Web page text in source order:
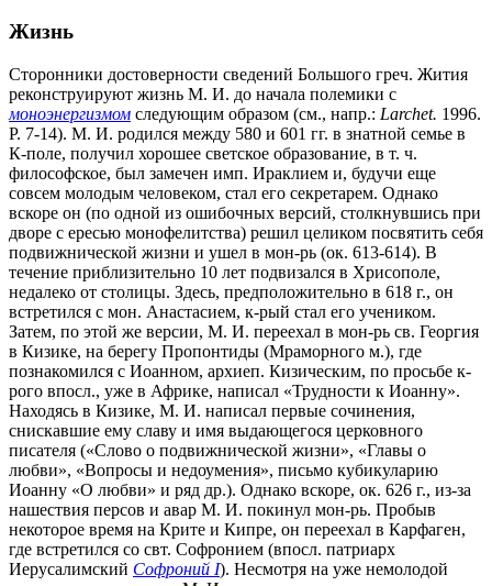
Жизнь
Сторонники достоверности сведений Большого греч. Жития
реконструируют жизнь М. И. до начала полемики с
моноэнергизмом следующим образом (см., напр.: Larchet. 1996.
P. 7-14). М. И. родился между 580 и 601 гг. в знатной семье в
К-поле, получил хорошее светское образование, в т. ч.
философское, был замечен имп. Ираклием и, будучи еще
совсем молодым человеком, стал его секретарем. Однако
вскоре он (по одной из ошибочных версий, столкнувшись при
дворе с ересью монофелитства) решил целиком посвятить себя
подвижнической жизни и ушел в мон-рь (ок. 613-614). В
течение приблизительно 10 лет подвизался в Хрисополе,
недалеко от столицы. Здесь, предположительно в 618 г., он
встретился с мон. Анастасием, к-рый стал его учеником.
Затем, по этой же версии, М. И. переехал в мон-рь св. Георгия
в Кизике, на берегу Пропонтиды (Мраморного м.), где
познакомился с Иоанном, архиеп. Кизическим, по просьбе к-
рого впосл., уже в Африке, написал «Трудности к Иоанну».
Находясь в Кизике, М. И. написал первые сочинения,
снискавшие ему славу и имя выдающегося церковного
писателя («Слово о подвижнической жизни», «Главы о
любви», «Вопросы и недоумения», письмо кубикуларию
Иоанну «О любви» и ряд др.). Однако вскоре, ок. 626 г., из-за
нашествия персов и авар М. И. покинул мон-рь. Пробыв
некоторое время на Крите и Кипре, он переехал в Карфаген,
где встретился со свт. Софронием (впосл. патриарх
Иерусалимский Софроний I). Несмотря на уже немолодой